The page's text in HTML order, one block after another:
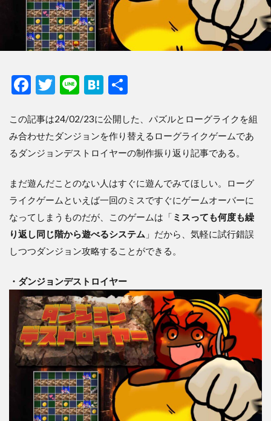
F
e
b
o
o
k
T
itt
er
Li
e
H
e
n
a
この記事は24/02/23に公開した、パズルとローグライクを組
み合わせたダンジョンを作り替えるローグライクゲームであ
るダンジョンデストロイヤーの制作振り返り記事である。
まだ遊んだことのない人はすぐに遊んでみてほしい。ローグ
ライクゲームといえば一回のミスですぐにゲームオーバーに
なってしまうものだが、このゲームは「 ミスっても何度も繰
り返し同じ階から遊べるシステム 」だから、気軽に試行錯誤
しつつダンジョン攻略することができる。
・ダンジョンデストロイヤー